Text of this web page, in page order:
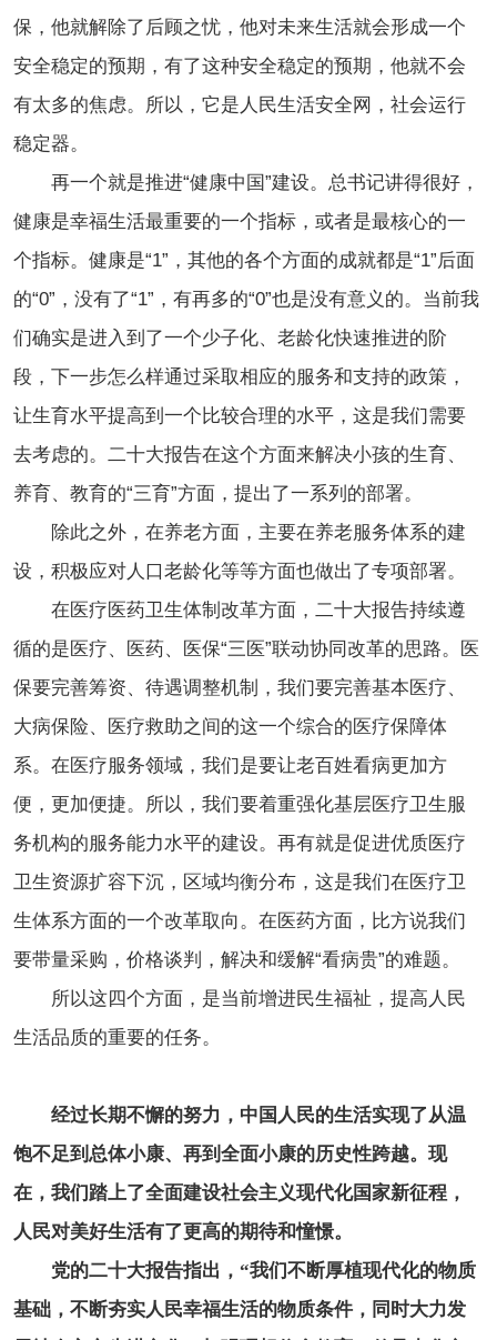
保，他就解除了后顾之忧，他对未来生活就会形成一个
安全稳定的预期，有了这种安全稳定的预期，他就不会
有太多的焦虑。所以，它是人民生活安全网，社会运行
稳定器。
再一个就是推进“健康中国”建设。总书记讲得很好，
健康是幸福生活最重要的一个指标，或者是最核心的一
个指标。健康是“1”，其他的各个方面的成就都是“1”后面
的“0”，没有了“1”，有再多的“0”也是没有意义的。当前我
们确实是进入到了一个少子化、老龄化快速推进的阶
段，下一步怎么样通过采取相应的服务和支持的政策，
让生育水平提高到一个比较合理的水平，这是我们需要
去考虑的。二十大报告在这个方面来解决小孩的生育、
养育、教育的“三育”方面，提出了一系列的部署。
除此之外，在养老方面，主要在养老服务体系的建
设，积极应对人口老龄化等等方面也做出了专项部署。
在医疗医药卫生体制改革方面，二十大报告持续遵
循的是医疗、医药、医保“三医”联动协同改革的思路。医
保要完善筹资、待遇调整机制，我们要完善基本医疗、
大病保险、医疗救助之间的这一个综合的医疗保障体
系。在医疗服务领域，我们是要让老百姓看病更加方
便，更加便捷。所以，我们要着重强化基层医疗卫生服
务机构的服务能力水平的建设。再有就是促进优质医疗
卫生资源扩容下沉，区域均衡分布，这是我们在医疗卫
生体系方面的一个改革取向。在医药方面，比方说我们
要带量采购，价格谈判，解决和缓解“看病贵”的难题。
所以这四个方面，是当前增进民生福祉，提高人民
生活品质的重要的任务。
经过长期不懈的努力，中国人民的生活实现了从温
饱不足到总体小康、再到全面小康的历史性跨越。现
在，我们踏上了全面建设社会主义现代化国家新征程，
人民对美好生活有了更高的期待和憧憬。
党的二十大报告指出，“我们不断厚植现代化的物质
基础，不断夯实人民幸福生活的物质条件，同时大力发